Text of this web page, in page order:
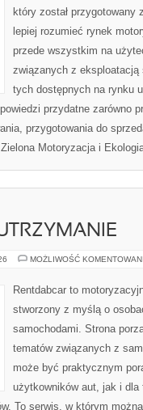
który został
lepiej rozumieć rynek
przede wszystkim na
związanych z eksploatacją
tych dostępnych na rynku
przydatne zarówno
przygotowania do
Motoryzacja i
MOŻLIWOŚĆ
Rentdabcar to
stworzony z myślą o
samochodami. Strona
tematów związanych z
może być praktycznym
użytkowników aut, jak i
To serwis, w którym